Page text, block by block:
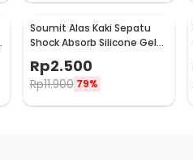
Soumit Alas Kaki Sepatu
Shock Absorb Silicone Gel
Rp2.500
Rp11.900 79%